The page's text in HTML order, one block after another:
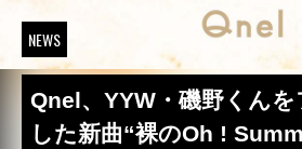
NEWS
Qnel、YYW・磯野くん
した新曲“裸のOh !